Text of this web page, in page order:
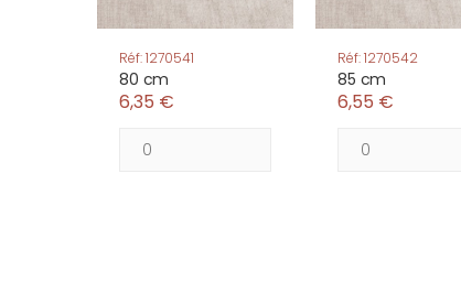
Réf: 1270541
80 cm
6,35 €
Réf: 1270542
85 cm
6,55 €